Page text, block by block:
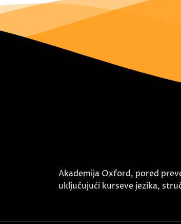
Akademija Oxford, pored
uključujući kurseve jezika,